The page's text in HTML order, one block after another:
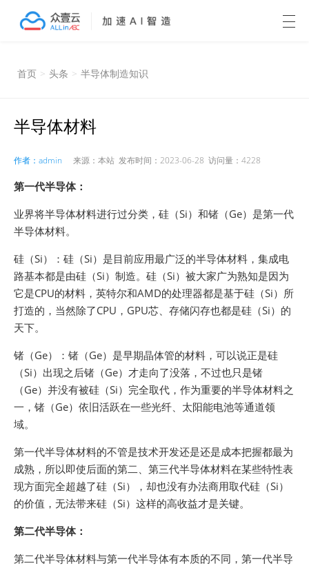
首页 > 头条 > 半导体制造知识
半导体材料
作者：admin 来源：本站 发布时间：2023-06-28 访问量：4228
第一代半导体：
业界将半导体材料进行过分类，硅（Si）和锗（Ge）是第一代
半导体材料。
硅（Si）：硅（Si）是目前应用最广泛的半导体材料，集成电
路基本都是由硅（Si）制造。硅（Si）被大家广为熟知是因为
它是CPU的材料，英特尔和AMD的处理器都是基于硅（Si）所
打造的，当然除了CPU，GPU芯、存储闪存也都是硅（Si）的
天下。
锗（Ge）：锗（Ge）是早期晶体管的材料，可以说正是硅
（Si）出现之后锗（Ge）才走向了没落，不过也只是锗
（Ge）并没有被硅（Si）完全取代，作为重要的半导体材料之
一，锗（Ge）依旧活跃在一些光纤、太阳能电池等通道领
域。
第一代半导体材料的不管是技术开发还是还是成本把握都最为
成熟，所以即使后面的第二、第三代半导体材料在某些特性表
现方面完全超越了硅（Si），却也没有办法商用取代硅（Si）
的价值，无法带来硅（Si）这样的高收益才是关键。
第二代半导体：
第二代半导体材料与第一代半导体有本质的不同，第一代半导